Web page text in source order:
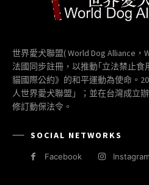
世界愛犬聯盟( World Dog Alliance，
法國同步註冊，以推動｢立法禁止
貓國際公約》的和平運動為使命。
人世界愛犬聯盟」；並在台灣成立
修訂動保法令。
SOCIAL NETWORKS
Facebook